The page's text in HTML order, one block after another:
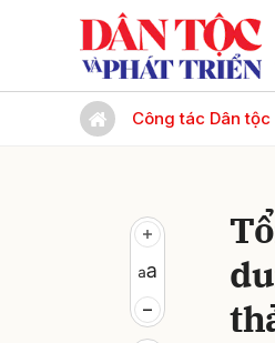
Công tác Dân tộc